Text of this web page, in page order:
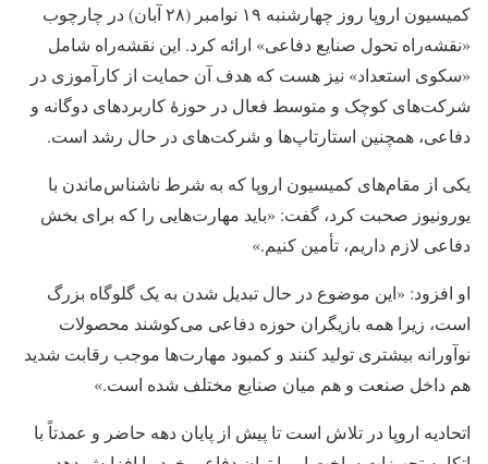
کمیسیون اروپا روز چهارشنبه ۱۹ نوامبر (۲۸ آبان) در چارچوب
«نقشه‌راه تحول صنایع دفاعی» ارائه کرد. این نقشه‌راه شامل
«سکوی استعداد» نیز هست که هدف آن حمایت از کارآموزی در
شرکت‌های کوچک و متوسط فعال در حوزهٔ کاربردهای دوگانه و
دفاعی، همچنین استارتاپ‌ها و شرکت‌های در حال رشد است.
یکی از مقام‌های کمیسیون اروپا که به شرط ناشناس‌ماندن با
یورونیوز صحبت کرد، گفت: «باید مهارت‌هایی را که برای بخش
دفاعی لازم داریم، تأمین کنیم.»
او افزود: «این موضوع در حال تبدیل شدن به یک گلوگاه بزرگ
است، زیرا همه بازیگران حوزه دفاعی می‌کوشند محصولات
نوآورانه بیشتری تولید کنند و کمبود مهارت‌ها موجب رقابت شدید
هم داخل صنعت و هم میان صنایع مختلف شده است.»
اتحادیه اروپا در تلاش است تا پیش از پایان دهه حاضر و عمدتاً با